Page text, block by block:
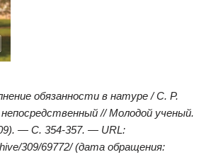
обязанности в натуре / С. Р.
// Молодой ученый.
— С. 354-357. — URL:
309/69772/ (дата обращения: